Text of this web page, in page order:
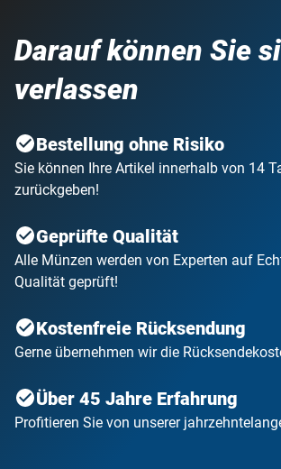
Darauf können Sie
verlassen
Bestellung ohne Risiko
Sie können Ihre Artikel innerhalb von 14
zurückgeben!
Geprüfte Qualität
Alle Münzen werden von Experten auf
Qualität geprüft!
Kostenfreie Rücksendung
Gerne übernehmen wir die
Über 45 Jahre Erfahrung
Profitieren Sie von unserer